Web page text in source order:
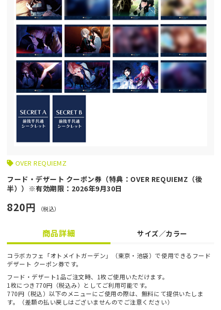
OVER REQUIEMZ
フード・デザート クーポン券（特典：OVER REQUIEMZ（後
半））※有効期限：2026年9月30日
820円 （税込）
商品詳細 サイズ／カラー
コラボカフェ「オトメイトガーデン」（東京・池袋）で使用できるフード
デザート クーポン券です。
フード・デザート1品ご注文時、1枚ご使用いただけます。
1枚につき770円（税込み）としてご利用可能です。
770円（税込）以下のメニューにご使用の際は、無料にて提供いたしま
す。（差額の払い戻しはございませんのでご注意ください）